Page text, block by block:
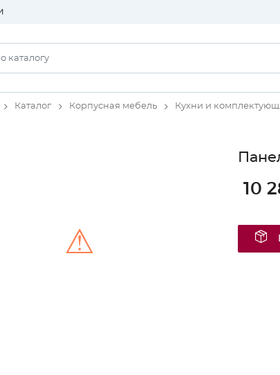
Каталог Корпусная мебель Кухни и
⚠
10